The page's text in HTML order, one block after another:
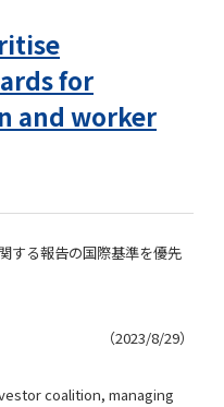
for
and worker
する報告の国際基準を優先
（2023/8/29）
coalition, managing